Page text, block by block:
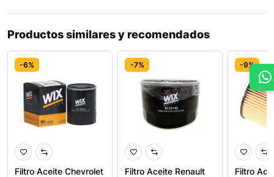
Productos similares y recomendados
-6%
Filtro Aceite Chevrolet
-7%
Filtro Aceite Renault
-9%
Filtro